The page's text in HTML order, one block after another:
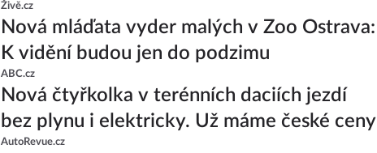
Živě.cz
Nová mláďata vyder malých v Zoo Ostrava:
K vidění budou jen do podzimu
ABC.cz
Nová čtyřkolka v terénních daciích jezdí
bez plynu i elektricky. Už máme české ceny
AutoRevue.cz